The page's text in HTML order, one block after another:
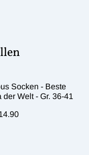
Socken - Beste
der Welt - Gr. 36-41